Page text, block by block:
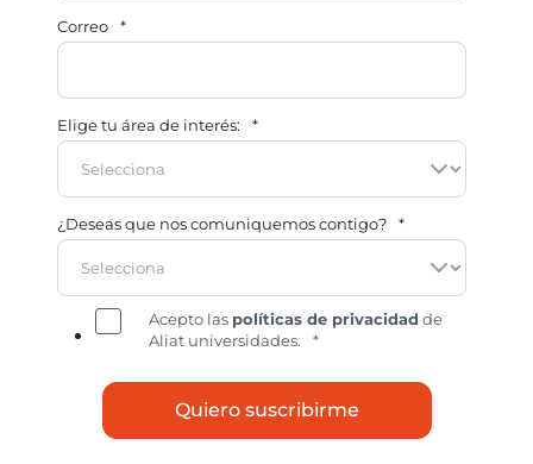
Correo *
Elige tu área de interés: *
¿Deseas que nos comuniquemos contigo? *
Acepto las políticas de privacidad de
Aliat universidades.
*